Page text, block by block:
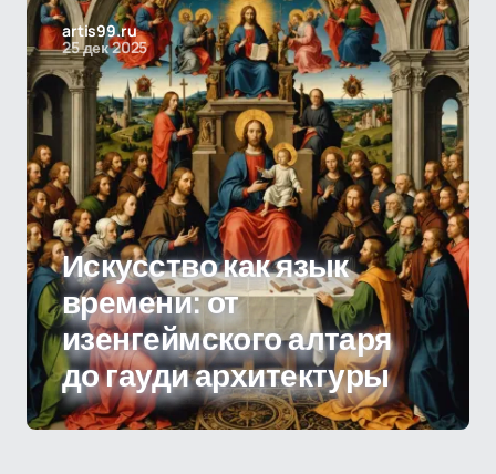
artis99.ru
25 дек 2025
Искусство как язык
времени: от
изенгеймского алтаря
до гауди архитектуры